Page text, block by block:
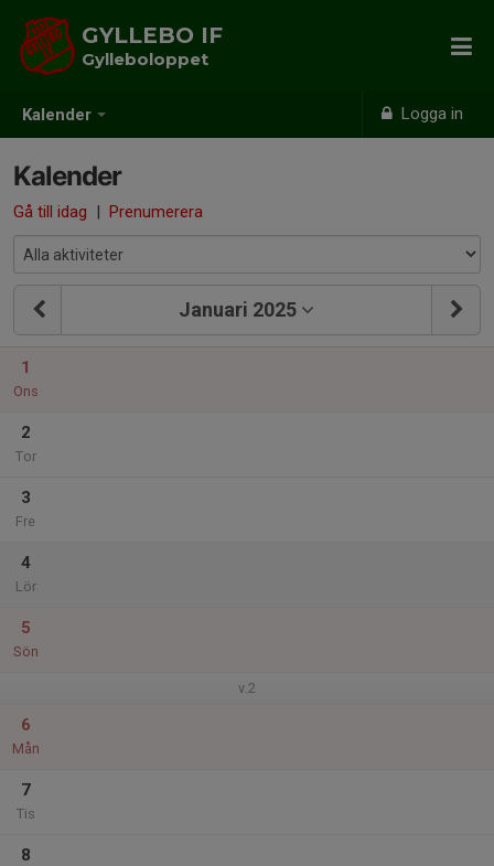
Kalender Logga in
GYLLEBO IF
Gylleboloppet
Kalender
Gå till idag | Prenumerera
Januari 2025
1
Ons
2
Tor
3
Fre
4
Lör
5
Sön
v.2
6
Mån
7
Tis
8